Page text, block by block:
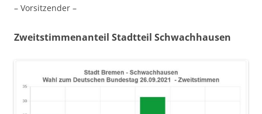
– Vorsitzender –
Zweitstimmenanteil Stadtteil Schwachhausen